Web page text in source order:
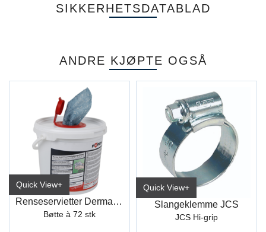
SIKKERHETSDATABLAD
ANDRE KJØPTE OGSÅ
Quick View+
Renseservietter Derma Craft (72)
Bøtte à 72 stk
Quick View+
Slangeklemme JCS
JCS Hi-grip